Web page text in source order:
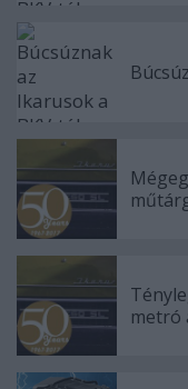
metró